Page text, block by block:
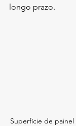
longo prazo.
Superfície de